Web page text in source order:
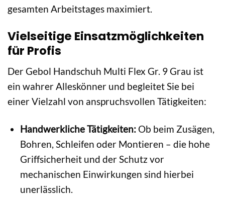
gesamten Arbeitstages maximiert.
Vielseitige Einsatzmöglichkeiten
für Profis
Der Gebol Handschuh Multi Flex Gr. 9 Grau ist
ein wahrer Alleskönner und begleitet Sie bei
einer Vielzahl von anspruchsvollen Tätigkeiten:
Handwerkliche Tätigkeiten:Ob beim Zusägen,
Bohren, Schleifen oder Montieren – die hohe
Griffsicherheit und der Schutz vor
mechanischen Einwirkungen sind hierbei
unerlässlich.